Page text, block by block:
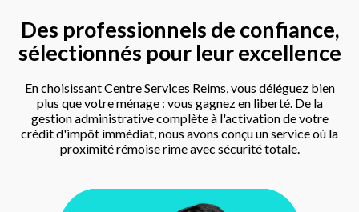
Des professionnels de confiance,
sélectionnés pour leur excellence
En choisissant Centre Services Reims, vous déléguez bien
plus que votre ménage : vous gagnez en liberté. De la
gestion administrative complète à l'activation de votre
crédit d'impôt immédiat, nous avons conçu un service où la
proximité rémoise rime avec sécurité totale.